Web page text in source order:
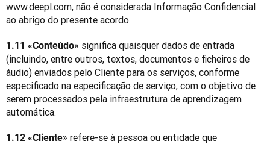
www.deepl.com, não é considerada Informação Confidencial
ao abrigo do presente acordo.
1.11 «Conteúdo» significa quaisquer dados de entrada
(incluindo, entre outros, textos, documentos e ficheiros de
áudio) enviados pelo Cliente para os serviços, conforme
especificado na especificação de serviço, com o objetivo de
serem processados pela infraestrutura de aprendizagem
automática.
1.12 «Cliente» refere-se à pessoa ou entidade que